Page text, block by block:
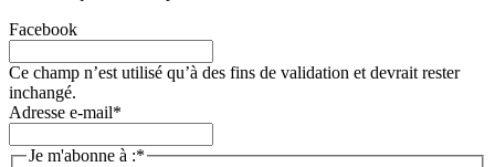
Facebook
Ce champ n’est utilisé qu’à des fins de validation et devrait rester
inchangé.
Adresse e-mail*
Je m'abonne à :*